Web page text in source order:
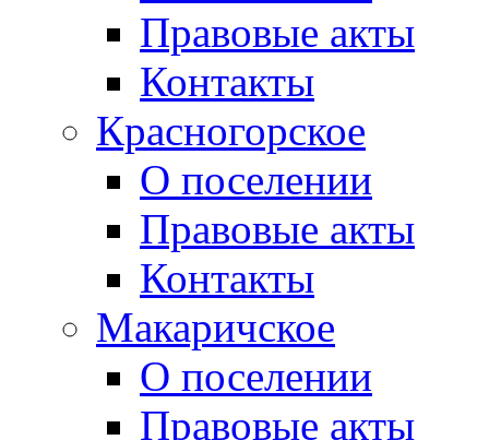
Правовые акты
Контакты
Красногорское
О поселении
Правовые акты
Контакты
Макаричское
О поселении
Правовые акты